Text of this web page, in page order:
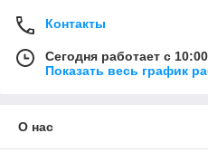
Контакты
Сегодня работает с
Показать весь график
О нас